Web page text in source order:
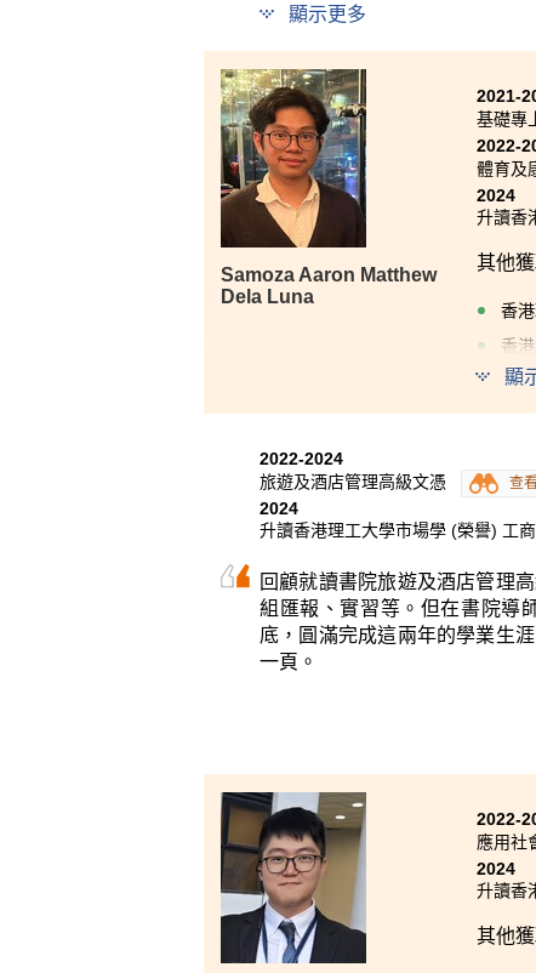
業相關的職業，但這個課程仍
顯示更多
Samoza Aaron Matthew
Dela Luna
2021-
基礎專
2022-
體育及
2024
升讀香
其他
香
香
學生
外，
策劃
顯
2022-2024
旅遊及酒店管理高級文憑
查
2024
升讀香港理工大學市場學 (榮譽) 工
回顧就讀書院旅遊及酒店管理
組匯報、實習等。但在書院導
底，圓滿完成這兩年的學業生
一頁。
2022-
應用社
2024
升讀香
其他